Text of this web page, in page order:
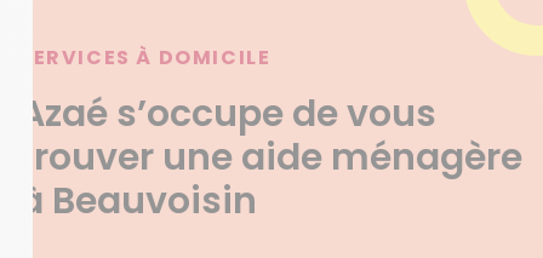
SERVICES À DOMICILE
Azaé s’occupe de vous
trouver une aide ménagère
à Beauvoisin